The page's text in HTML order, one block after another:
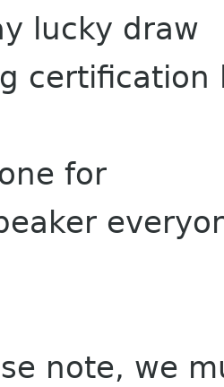
lucky draw
certification
for
note, we